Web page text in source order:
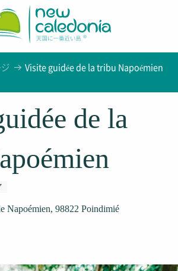
Visite guidée de la tribu Napoémien
de la
Napoémien, 98822 Poindimié
favoris